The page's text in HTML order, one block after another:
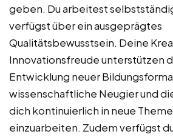
geben. Du arbeitest
verfügst über ein ausgeprägtes
Qualitätsbewusstsein. Deine
Innovationsfreude unterstützen
Entwicklung neuer
wissenschaftliche Neugier und
dich kontinuierlich in neue
einzuarbeiten. Zudem verfügst